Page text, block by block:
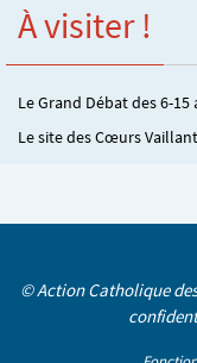
À visiter !
Le Grand Débat des 6-15
Le site des Cœurs
© Action Catholique